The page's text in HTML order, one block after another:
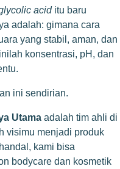
aciditu baru
adalah: gimana cara
yang stabil, aman, dan
konsentrasi, pH, dan
ini sendirian.
Utama adalah tim ahli di
visimu menjadi produk
kami bisa
bodycare dan kosmetik